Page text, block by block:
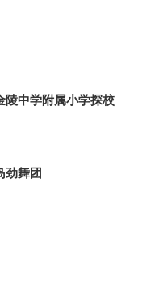
陵中学附属小学探校
劲舞团